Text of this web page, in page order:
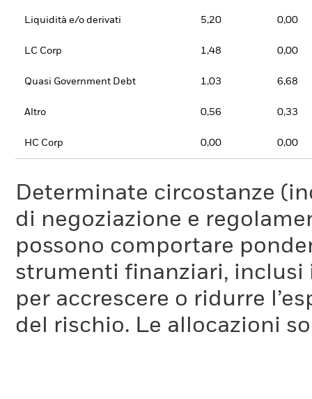
Liquidità e/o derivati 5,20 0,00
LC Corp 1,48 0,00
Quasi Government Debt 1,03 6,68
Altro 0,56 0,33
HC Corp 0,00 0,00
Determinate circostanze
di negoziazione e
possono comportare
strumenti finanziari, inclusi
per accrescere o ridurre
del rischio. Le allocazioni